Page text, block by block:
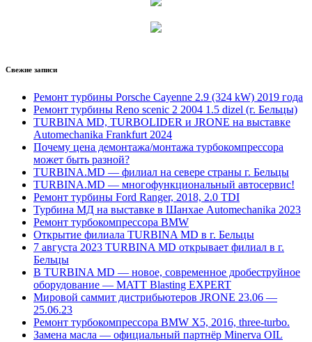
Свежие записи
Ремонт турбины Porsche Cayenne 2.9 (324 kW) 2019 года
Ремонт турбины Reno scenic 2 2004 1.5 dizel (г. Бельцы)
TURBINA MD, TURBOLIDER и JRONE на выставке
Automechanika Frankfurt 2024
Почему цена демонтажа/монтажа турбокомпрессора
может быть разной?
TURBINA.MD — филиал на севере страны г. Бельцы
TURBINA.MD — многофункциональный автосервис!
Ремонт турбины Ford Ranger, 2018, 2.0 TDI
Турбина МД на выставке в Шанхае Automechanika 2023
Ремонт турбокомпрессора BMW
Открытие филиала TURBINA MD в г. Бельцы
7 августа 2023 TURBINA MD открывает филиал в г.
Бельцы
В TURBINA MD — новое, современное дробеструйное
оборудование — MATT Blasting EXPERT
Мировой саммит дистрибьютеров JRONE 23.06 —
25.06.23
Ремонт турбокомпрессора BMW X5, 2016, three-turbo.
Замена масла — официальный партнёр Minerva OIL